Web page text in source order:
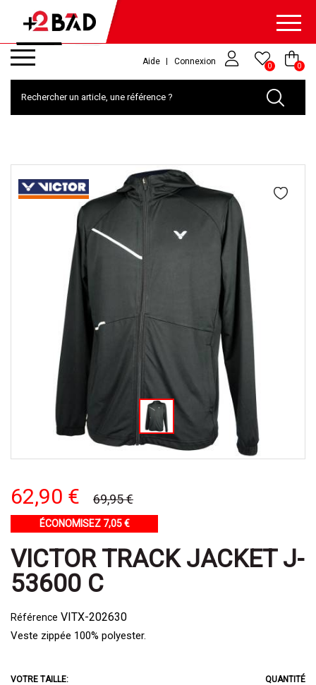
Aide Connexion 0 0
62,90 € 69,95 €
ÉCONOMISEZ 7,05 €
VICTOR TRACK JACKET J-
53600 C
Référence VITX-202630
Veste zippée 100% polyester.
VOTRE TAILLE: QUANTITÉ